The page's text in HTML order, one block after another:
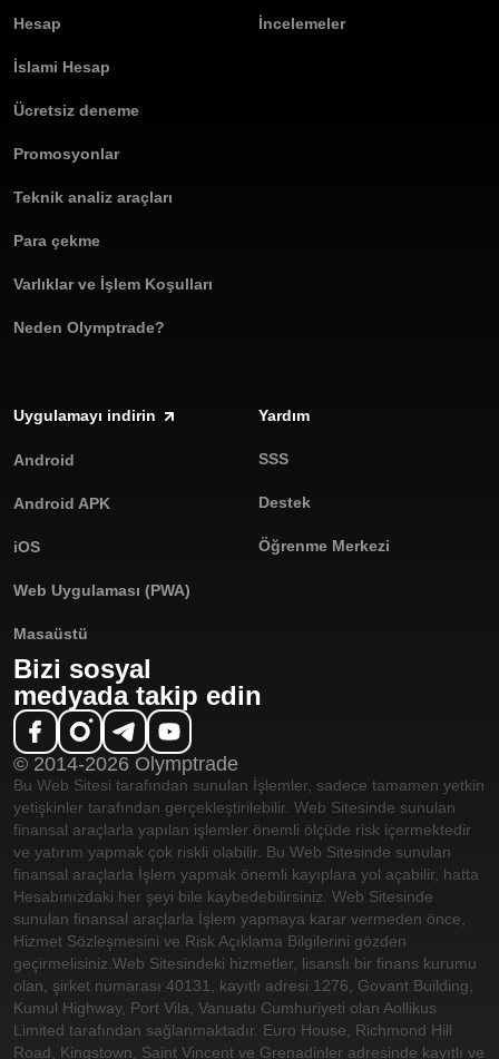
Hesap
İslami Hesap
Ücretsiz deneme
Promosyonlar
Teknik analiz araçları
Para çekme
Varlıklar ve İşlem Koşulları
Neden Olymptrade?
İncelemeler
Uygulamayı indirin
Android
Android APK
iOS
Web Uygulaması (PWA)
Masaüstü
Yardım
SSS
Destek
Öğrenme Merkezi
Bizi sosyal
medyada takip edin
© 2014-2026 Olymptrade
Bu Web Sitesi tarafından sunulan İşlemler, sadece tamamen yetkin
yetişkinler tarafından gerçekleştirilebilir. Web Sitesinde sunulan
finansal araçlarla yapılan işlemler önemli ölçüde risk içermektedir
ve yatırım yapmak çok riskli olabilir. Bu Web Sitesinde sunulan
finansal araçlarla İşlem yapmak önemli kayıplara yol açabilir, hatta
Hesabınızdaki her şeyi bile kaybedebilirsiniz. Web Sitesinde
sunulan finansal araçlarla İşlem yapmaya karar vermeden önce,
Hizmet Sözleşmesini ve Risk Açıklama Bilgilerini gözden
geçirmelisiniz. Web Sitesindeki hizmetler, lisanslı bir finans kurumu
olan, şirket numarası 40131, kayıtlı adresi 1276, Govant Building,
Kumul Highway, Port Vila, Vanuatu Cumhuriyeti olan Aollikus
Limited tarafından sağlanmaktadır. Euro House, Richmond Hill
Road, Kingstown, Saint Vincent ve Grenadinler adresinde kayıtlı ve